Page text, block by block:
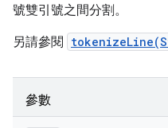
號雙引號之間分割。
另請參閱
參數